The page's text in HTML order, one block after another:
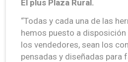
El plus Plaza Rural.
“Todas y cada una de las
hemos puesto a
los vendedores, sean los
pensadas y diseñadas para